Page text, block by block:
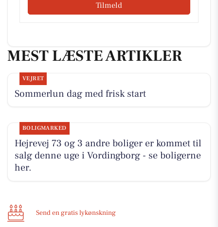
Tilmeld
MEST LÆSTE ARTIKLER
VEJRET
Sommerlun dag med frisk start
BOLIGMARKED
Hejrevej 73 og 3 andre boliger er kommet til
salg denne uge i Vordingborg - se boligerne
her.
Send en gratis lykønskning